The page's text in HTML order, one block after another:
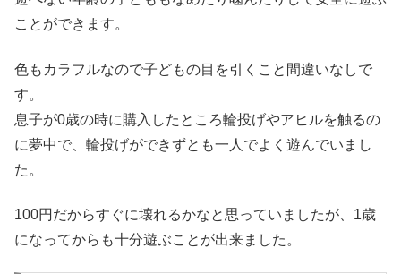
ことができます。
色もカラフルなので子どもの目を引くこと間違いなしで
す。
息子が0歳の時に購入したところ輪投げやアヒルを触るの
に夢中で、輪投げができずとも一人でよく遊んでいまし
た。
100円だからすぐに壊れるかなと思っていましたが、1歳
になってからも十分遊ぶことが出来ました。